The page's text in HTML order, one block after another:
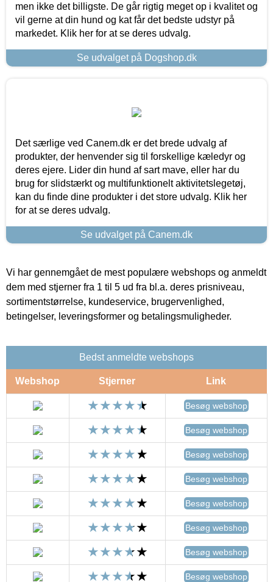
men ikke det billigste. De går rigtig meget op i kvalitet og
vil gerne at din hund og kat får det bedste udstyr på
markedet. Klik her for at se deres udvalg.
Se udvalget på Dogshop.dk
Det særlige ved Canem.dk er det brede udvalg af
produkter, der henvender sig til forskellige kæledyr og
deres ejere. Lider din hund af sart mave, eller har du
brug for slidstærkt og multifunktionelt aktivitetslegetøj,
kan du finde dine produkter i det store udvalg. Klik her
for at se deres udvalg.
Se udvalget på Canem.dk
Vi har gennemgået de mest populære webshops og anmeldt
dem med stjerner fra 1 til 5 ud fra bl.a. deres prisniveau,
sortimentstørrelse, kundeservice, brugervenlighed,
betingelser, leveringsformer og betalingsmuligheder.
Bedst anmeldte webshops
Webshop Stjerner Link
Besøg webshop
Besøg webshop
Besøg webshop
Besøg webshop
Besøg webshop
Besøg webshop
Besøg webshop
Besøg webshop